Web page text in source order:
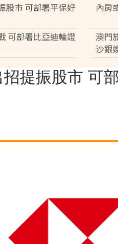
股市 可部署平保好
內房
可部署比亞迪輪證
澳門
沙銀
提振股市 可